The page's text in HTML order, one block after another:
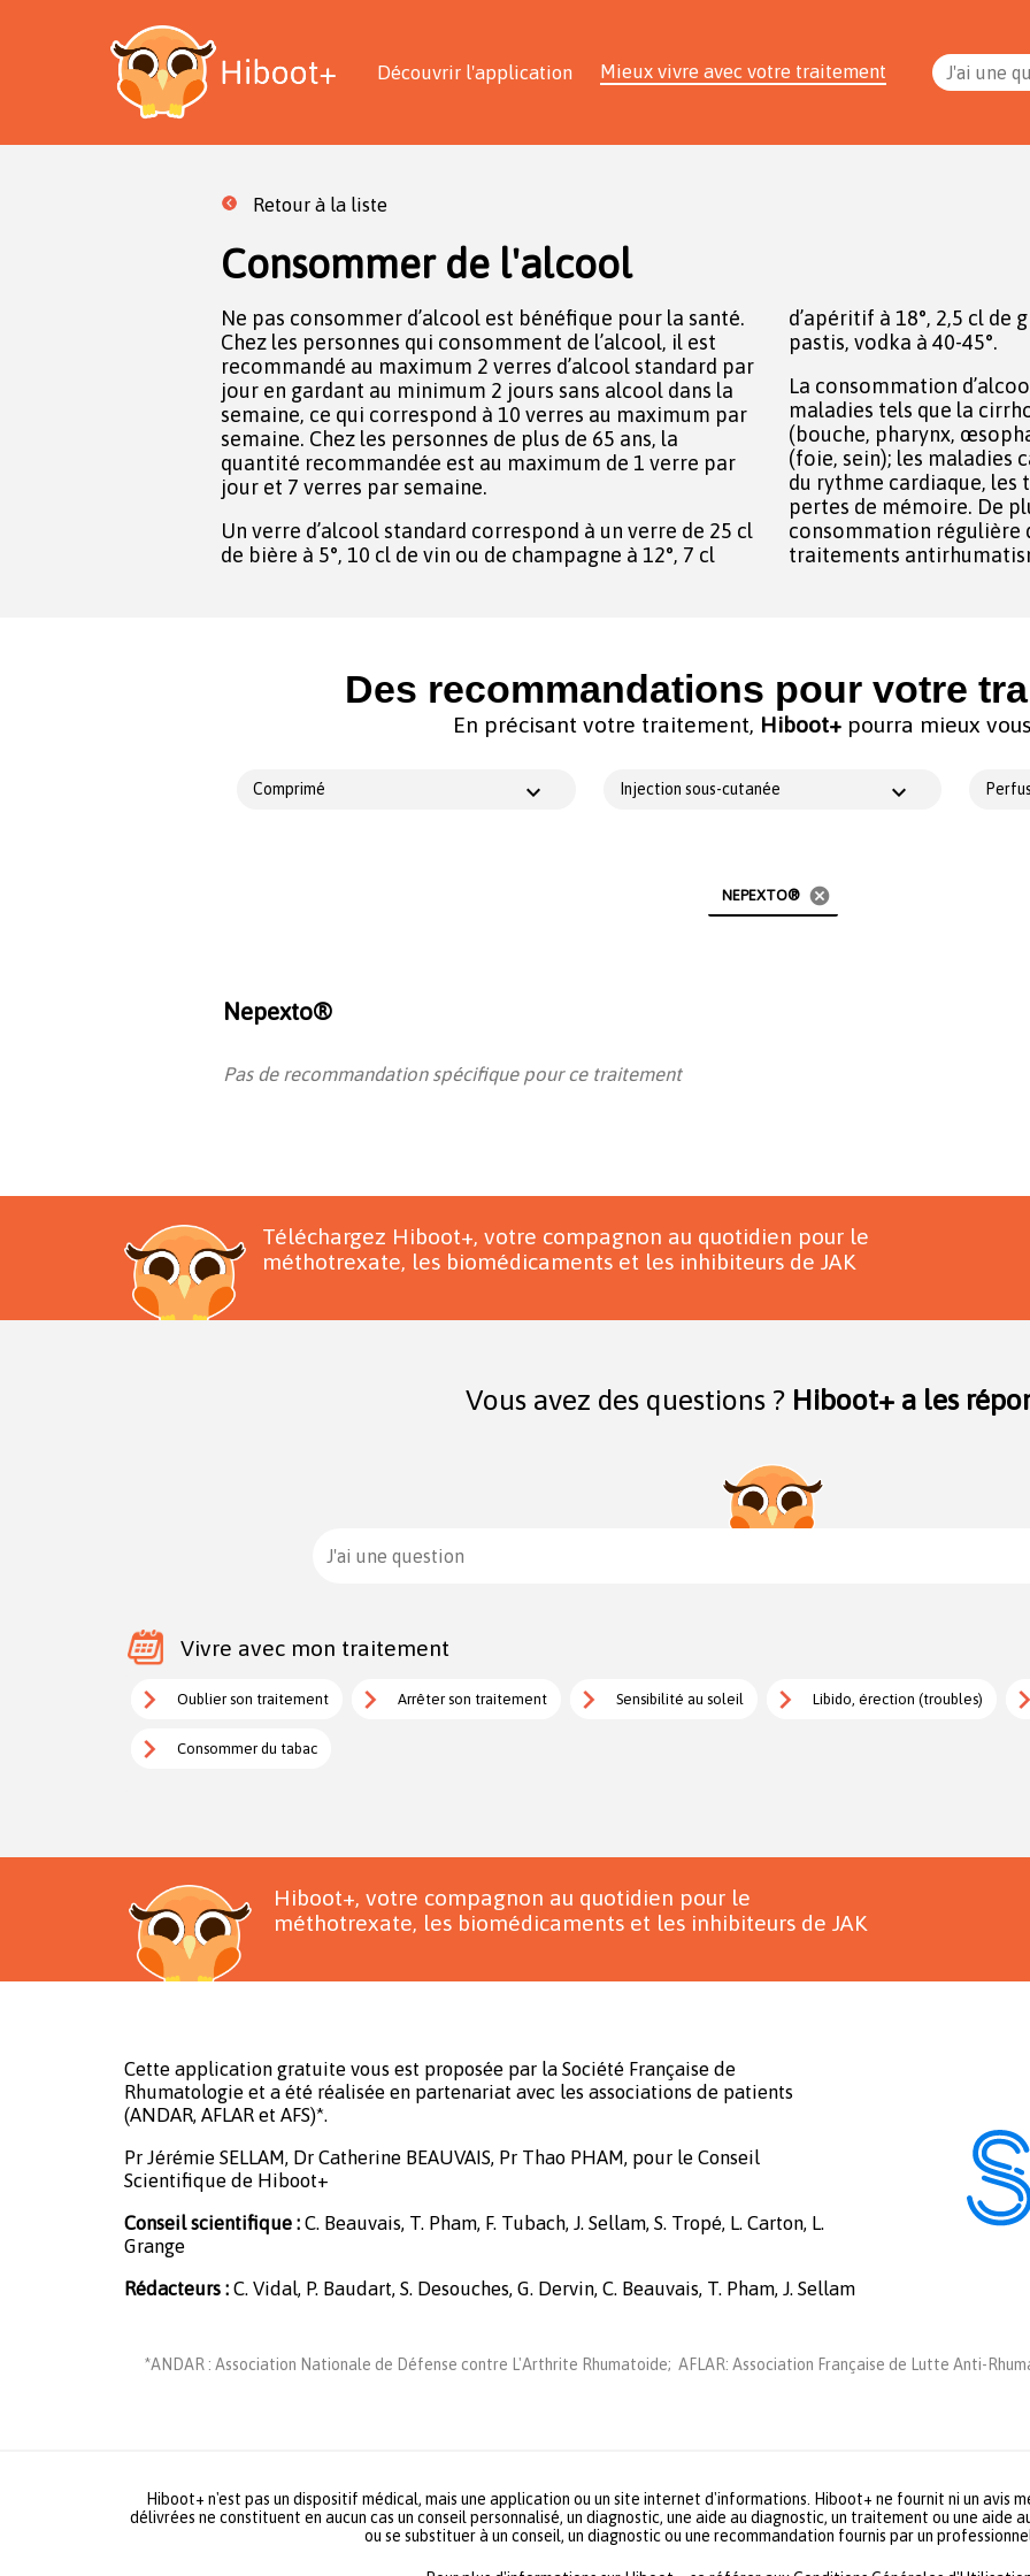
Découvrir l'application Mieux vivre avec votre traitement J'ai une
Retour à la liste
Consommer de l'alcool
Ne pas consommer d’alcool est bénéfique pour la santé.
Chez les personnes qui consomment de l’alcool, il est
recommandé au maximum 2 verres d’alcool standard par
jour en gardant au minimum 2 jours sans alcool dans la
semaine, ce qui correspond à 10 verres au maximum par
semaine. Chez les personnes de plus de 65 ans, la
quantité recommandée est au maximum de 1 verre par
jour et 7 verres par semaine.
Un verre d’alcool standard correspond à un verre de 25 cl
de bière à 5°, 10 cl de vin ou de champagne à 12°, 7 cl
d’apéritif à 18°, 2,5 cl de
pastis, vodka à 40-45°.
La consommation
maladies tels que la
(bouche, pharynx,
(foie, sein); les maladies
du rythme cardiaque, les
pertes de mémoire. De
consommation régulière
traitements
Des recommandations pour votre
En précisant votre traitement, Hiboot+ pourra mieux
Comprimé Injection sous-cutanée
NEPEXTO® cancel
Nepexto®
Pas de recommandation spécifique pour ce traitement
Téléchargez Hiboot+, votre compagnon au quotidien pour le
méthotrexate, les biomédicaments et les inhibiteurs de JAK
Vous avez des questions ? Hiboot+ a les
J'ai une question
Vivre avec mon traitement
Oublier son traitement Arrêter son traitement Sensibilité au soleil Libido, érection (troubles)
Consommer du tabac
Hiboot+, votre compagnon au quotidien pour le
méthotrexate, les biomédicaments et les inhibiteurs de JAK
Cette application gratuite vous est proposée par la Société Française de
Rhumatologie et a été réalisée en partenariat avec les associations de patients
(ANDAR, AFLAR et AFS)*.
Pr Jérémie SELLAM, Dr Catherine BEAUVAIS, Pr Thao PHAM, pour le Conseil
Scientifique de Hiboot+
Conseil scientifique : C. Beauvais, T. Pham, F. Tubach, J. Sellam, S. Tropé, L. Carton, L.
Grange
Rédacteurs : C. Vidal, P. Baudart, S. Desouches, G. Dervin, C. Beauvais, T. Pham, J. Sellam
*ANDAR : Association Nationale de Défense contre L'Arthrite Rhumatoide; AFLAR: Association Française de Lutte Anti-
Hiboot+ n'est pas un dispositif médical, mais une application ou un site internet d'informations. Hiboot+ ne fournit ni un avis
délivrées ne constituent en aucun cas un conseil personnalisé, un diagnostic, une aide au diagnostic, un traitement ou une aide
ou se substituer à un conseil, un diagnostic ou une recommandation fournis par un